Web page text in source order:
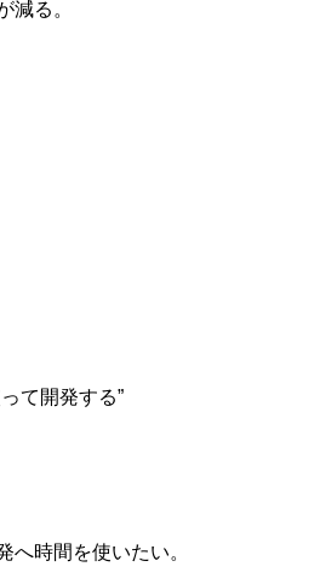
減る。
て開発する”
へ時間を使いたい。